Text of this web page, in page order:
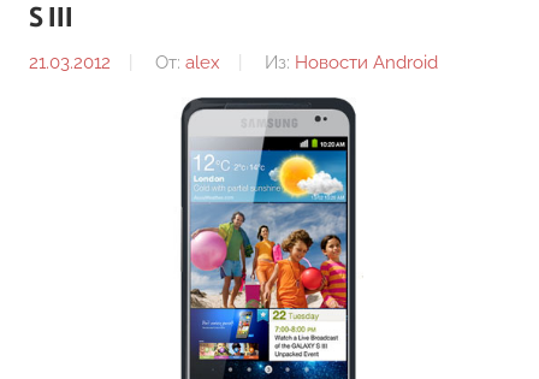
S III
21.03.2012 От: alex Из: Новости Android